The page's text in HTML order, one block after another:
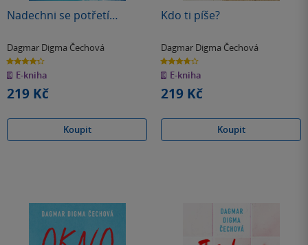
Nadechni se potřetí…
Dagmar Digma Čechová
4.3
z
5
hvězdiček
E-kniha
219 Kč
Koupit
Kdo ti píše?
Dagmar Digma Čechová
3.7
z
5
hvězdiček
E-kniha
219 Kč
Koupit